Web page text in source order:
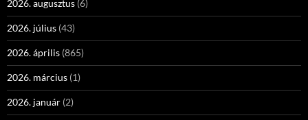
2026. augusztus (6)
2026. július (43)
2026. április (865)
2026. március (1)
2026. január (2)